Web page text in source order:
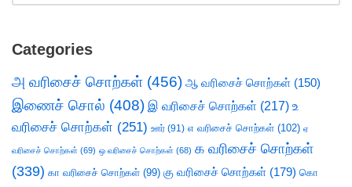
Categories
அ வரிசைச் சொற்கள் (456) ஆ வரிசைச் சொற்கள் (150)
இணைச் சொல் (408) இ வரிசைச் சொற்கள் (217) உ
வரிசைச் சொற்கள் (251) ஊர் (91) எ வரிசைச் சொற்கள் (102) ஏ
வரிசைச் சொற்கள் (69) ஒ வரிசைச் சொற்கள் (68) க வரிசைச் சொற்கள்
(339) கா வரிசைச் சொற்கள் (99) கு வரிசைச் சொற்கள் (179) கொ